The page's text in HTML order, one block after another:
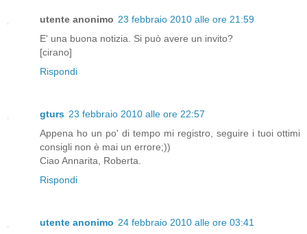
utente anonimo 23 febbraio 2010 alle ore 21:59
E' una buona notizia. Si può avere un invito?
[cirano]
Rispondi
gturs 23 febbraio 2010 alle ore 22:57
Appena ho un po' di tempo mi registro, seguire i tuoi ottimi
consigli non è mai un errore;))
Ciao Annarita, Roberta.
Rispondi
utente anonimo 24 febbraio 2010 alle ore 03:41